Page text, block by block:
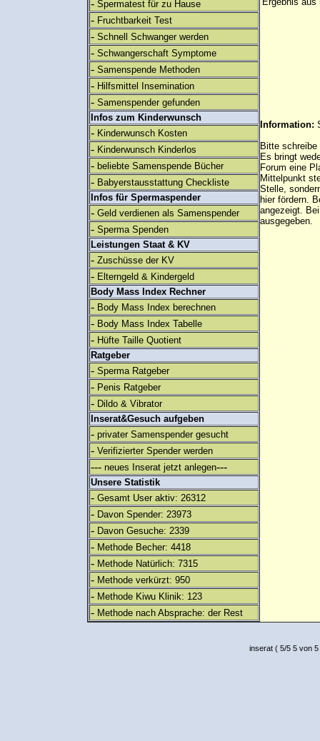
- Spermatest für zu Hause
- Fruchtbarkeit Test
- Schnell Schwanger werden
- Schwangerschaft Symptome
- Samenspende Methoden
- Hilfsmittel Insemination
- Samenspender gefunden
Infos zum Kinderwunsch
- Kinderwunsch Kosten
- Kinderwunsch Kinderlos
- beliebte Samenspende Bücher
- Babyerstausstattung Checkliste
Infos für Spermaspender
- Geld verdienen als Samenspender
- Sperma Spenden
Leistungen Staat & KV
- Zuschüsse der KV
- Elterngeld & Kindergeld
Body Mass Index Rechner
- Body Mass Index berechnen
- Body Mass Index Tabelle
- Hüfte Taille Quotient
Ratgeber
- Sperma Ratgeber
- Penis Ratgeber
- Dildo & Vibrator
Inserat&Gesuch aufgeben
- privater Samenspender gesucht
- Verifizierter Spender werden
--- neues Inserat jetzt anlegen---
Unsere Statistik
- Gesamt User aktiv: 26312
- Davon Spender: 23973
- Davon Gesuche: 2339
- Methode Becher: 4418
- Methode Natürlich: 7315
- Methode verkürzt: 950
- Methode Kiwu Klinik: 123
- Methode nach Absprache: der Rest
Information:
Bitte
Es bringt
Forum eine
Mittelpunkt
Stelle,
hier fördern.
angezeigt.
ausgegeben.
inserat( 5/5 5 von 5